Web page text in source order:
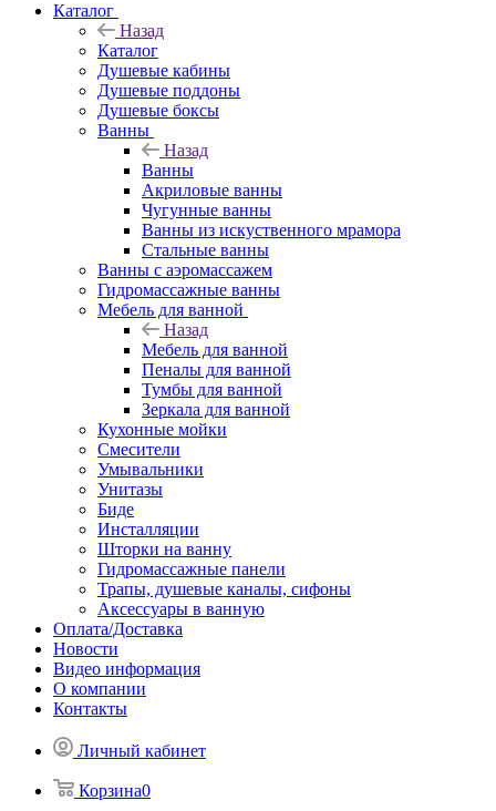
Каталог
Назад
Каталог
Душевые кабины
Душевые поддоны
Душевые боксы
Ванны
Назад
Ванны
Акриловые ванны
Чугунные ванны
Ванны из искуственного мрамора
Стальные ванны
Ванны с аэромассажем
Гидромассажные ванны
Мебель для ванной
Назад
Мебель для ванной
Пеналы для ванной
Тумбы для ванной
Зеркала для ванной
Кухонные мойки
Смесители
Умывальники
Унитазы
Биде
Инсталляции
Шторки на ванну
Гидромассажные панели
Трапы, душевые каналы, сифоны
Аксессуары в ванную
Оплата/Доставка
Новости
Видео информация
О компании
Контакты
Личный кабинет
Корзина0